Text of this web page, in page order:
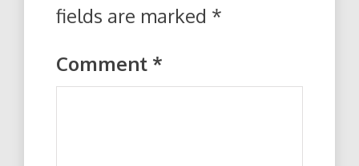
fields are marked *
Comment *